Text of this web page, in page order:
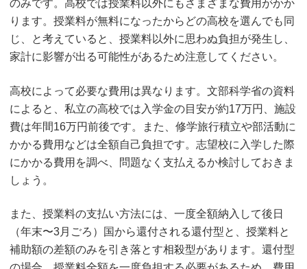
のみです。高校では授業料以外にもさまざまな費用がかか
ります。授業料が無料になったからどの高校を選んでも同
じ、と考えていると、授業料以外に思わぬ負担が発生し、
家計に影響が出る可能性があるため注意してください。
高校によって必要な費用は異なります。文部科学省の資料
によると、私立の高校では入学金の目安が約17万円、施設
費は年間16万円前後です。また、修学旅行積立や部活動に
かかる費用などは全額自己負担です。志望校に入学した際
にかかる費用を調べ、問題なく支払えるか検討しておきま
しょう。
また、授業料の支払い方法には、一度全額納入して後日
（年末〜3月ごろ）国から還付される還付型と、授業料と
補助額の差額のみを引き落とす相殺型があります。還付型